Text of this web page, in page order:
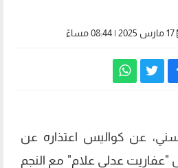
17 مارس 2025 | 08:44 مساءً
عن كواليس اعتذاره عن
عدلي علام" مع النجم